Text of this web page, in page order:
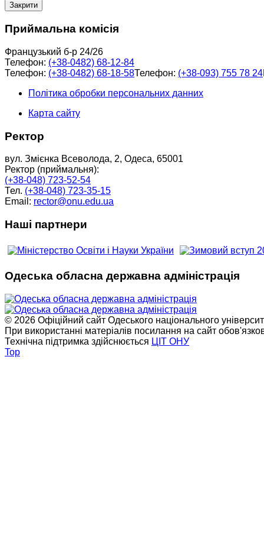
Закрити
Приймальна комісія
Французький б-р 24/26
Телефон: (+38-0482) 68-12-84
Телефон: (+38-0482) 68-18-58Телефон: (+38-093) 755 78 24
Політика обробки персональних данних
Карта сайту
Ректор
вул. Змієнка Всеволода, 2, Одеса, 65001
Ректор (приймальня):
(+38-048) 723-52-54
Тел. (+38-048) 723-35-15
Email: rector@onu.edu.ua
Наші партнери
Одеська обласна державна адміністрація
© 2026 Офіційний сайт Одеського національного
При використанні матеріалів посилання на сайт
Технічна підтримка здійснюється ЦІТ ОНУ
Top